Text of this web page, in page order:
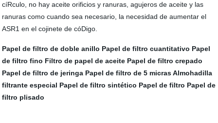
cíRculo, no hay aceite orificios y ranuras, agujeros de aceite y las
ranuras como cuando sea necesario, la necesidad de aumentar el
ASR1 en el cojinete de cóDigo.
Papel de filtro de doble anillo Papel de filtro cuantitativo Papel
de filtro fino Filtro de papel de aceite Papel de filtro crepado
Papel de filtro de jeringa Papel de filtro de 5 micras Almohadilla
filtrante especial Papel de filtro sintético Papel de filtro Papel de
filtro plisado